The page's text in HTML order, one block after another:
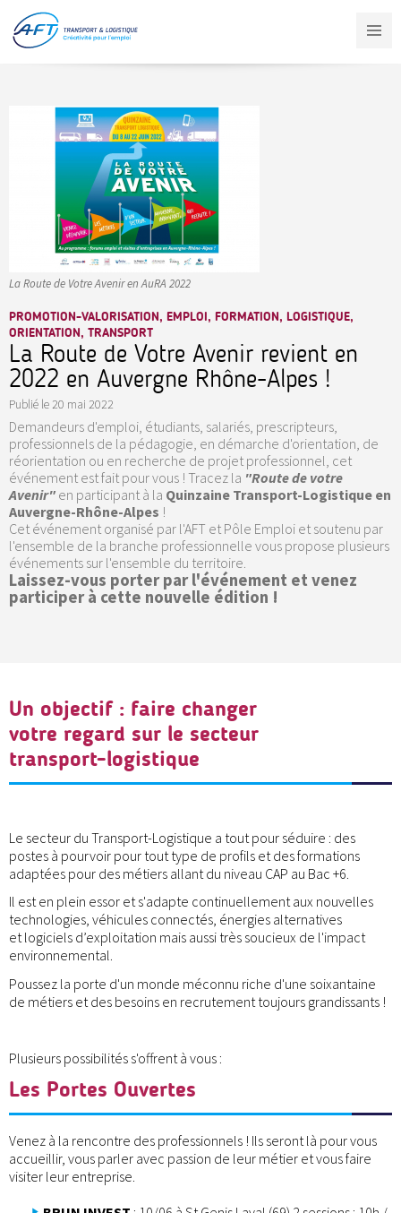
contenu
principal
La Route de Votre Avenir en AuRA 2022
PROMOTION-VALORISATION, EMPLOI, FORMATION, LOGISTIQUE,
ORIENTATION, TRANSPORT
La Route de Votre Avenir revient en
2022 en Auvergne Rhône-Alpes !
Publié le 20 mai 2022
Demandeurs d'emploi, étudiants, salariés, prescripteurs,
professionnels de la pédagogie, en démarche d'orientation, de
réorientation ou en recherche de projet professionnel, cet
événement est fait pour vous ! Tracez la "Route de votre
Avenir" en participant à la Quinzaine Transport-Logistique en
Auvergne-Rhône-Alpes !
Cet événement organisé par l'AFT et Pôle Emploi et soutenu par
l'ensemble de la branche professionnelle vous propose plusieurs
événements sur l'ensemble du territoire.
Laissez-vous porter par l'événement et venez
participer à cette nouvelle édition !
Un objectif : faire changer
votre regard sur le secteur
transport-logistique
Le secteur du Transport-Logistique a tout pour séduire : des
postes à pourvoir pour tout type de profils et des formations
adaptées pour des métiers allant du niveau CAP au Bac +6.
Il est en plein essor et s'adapte continuellement aux nouvelles
technologies, véhicules connectés, énergies alternatives
et logiciels d’exploitation mais aussi très soucieux de l'impact
environnemental.
Poussez la porte d'un monde méconnu riche d'une soixantaine
de métiers et des besoins en recrutement toujours grandissants !
Plusieurs possibilités s'offrent à vous :
Les Portes Ouvertes
Venez à la rencontre des professionnels ! Ils seront là pour vous
accueillir, vous parler avec passion de leur métier et vous faire
visiter leur entreprise.